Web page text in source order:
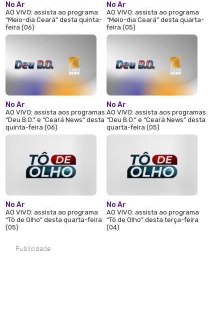
No Ar
AO VIVO: assista ao programa
“Meio-dia Ceará” desta quinta-
feira (06)
No Ar
AO VIVO: assista aos programas
“Deu B.O.” e “Ceará News” desta
quinta-feira (06)
No Ar
AO VIVO: assista ao programa
“Tô de Olho” desta quarta-feira
(05)
No Ar
AO VIVO: assista ao programa
“Meio-dia Ceará” desta quarta-
feira (05)
No Ar
AO VIVO: assista aos programas
“Deu B.O.” e “Ceará News” desta
quarta-feira (05)
No Ar
AO VIVO: assista ao programa
“Tô de Olho” desta terça-feira
(04)
Publicidade